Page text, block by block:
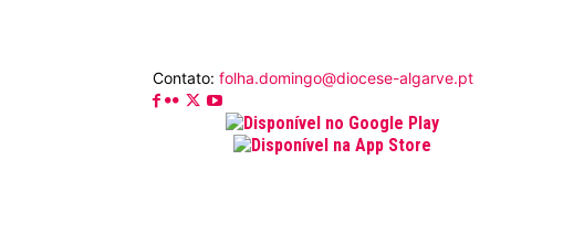
Contato: folha.domingo@diocese-algarve.pt